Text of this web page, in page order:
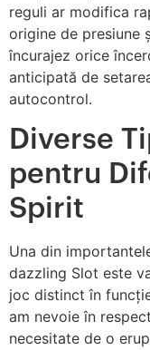
reguli ar modifica
origine de presiune
încurajez orice
anticipată de
autocontrol.
Diverse
pentru
Spirit
Una din
dazzling Slot este
joc distinct în
am nevoie în
necesitate de o